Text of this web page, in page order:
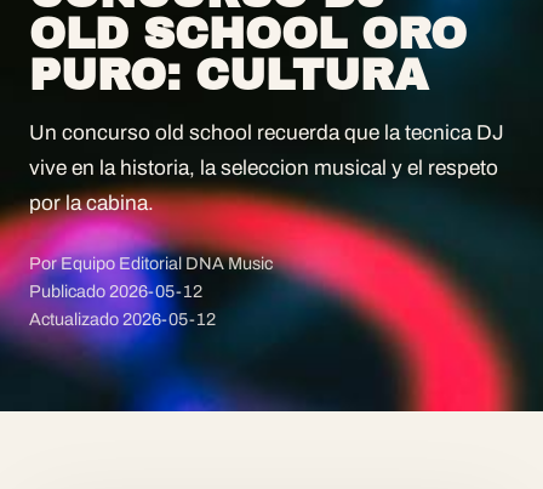
OLD SCHOOL ORO
PURO: CULTURA
Un concurso old school recuerda que la tecnica DJ
vive en la historia, la seleccion musical y el respeto
por la cabina.
Por Equipo Editorial DNA Music
Publicado 2026-05-12
Actualizado2026-05-12